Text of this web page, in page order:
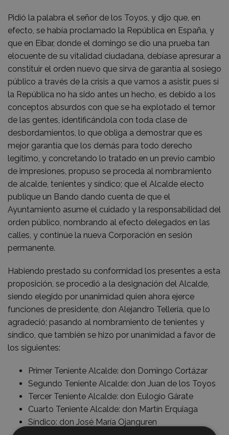
Pidió la palabra el señor de los Toyos, y dijo que, en
efecto, se había proclamado la República en España, y
que en Eibar, donde el domingo se dio una prueba tan
elocuente de su vitalidad ciudadana, debíase apresurar a
constituir el orden nuevo que sirva de garantía al sosiego
público a través de la crisis a que vamos a asistir, pues si
la República no ha sido antes un hecho, es debido a los
conceptos absurdos con que se ha explotado el temor
de las gentes, identificándola con toda clase de
desbordamientos, lo que obliga a demostrar que es
mejor garantía que los demás para todo derecho
legítimo, y concretando lo tratado en un previo cambio
de impresiones, propuso se proceda al nombramiento
de alcalde, tenientes y síndico; que el Alcalde electo
publique un Bando dando cuenta de que el
Ayuntamiento asume el cuidado y la responsabilidad del
orden público, nombrando al efecto delegados en las
calles, y continúe la nueva Corporación en sesión
permanente.
Habiendo prestado su conformidad los presentes a esta
proposición, se procedió a la designación del Alcalde,
siendo elegido por unanimidad quien ahora ejerce
funciones de presidente, don Alejandro Tellería, que lo
agradeció; pasando al nombramiento de tenientes y
síndico, que también se hizo por unanimidad a favor de
los siguientes:
Primer Teniente Alcalde: don Domingo Cortázar
Segundo Teniente Alcalde: don Juan de los Toyos
Tercer Teniente Alcalde: don Eulogio Gárate
Cuarto Teniente Alcalde: don Martín Erquiaga
Síndico: don José María Ojanguren